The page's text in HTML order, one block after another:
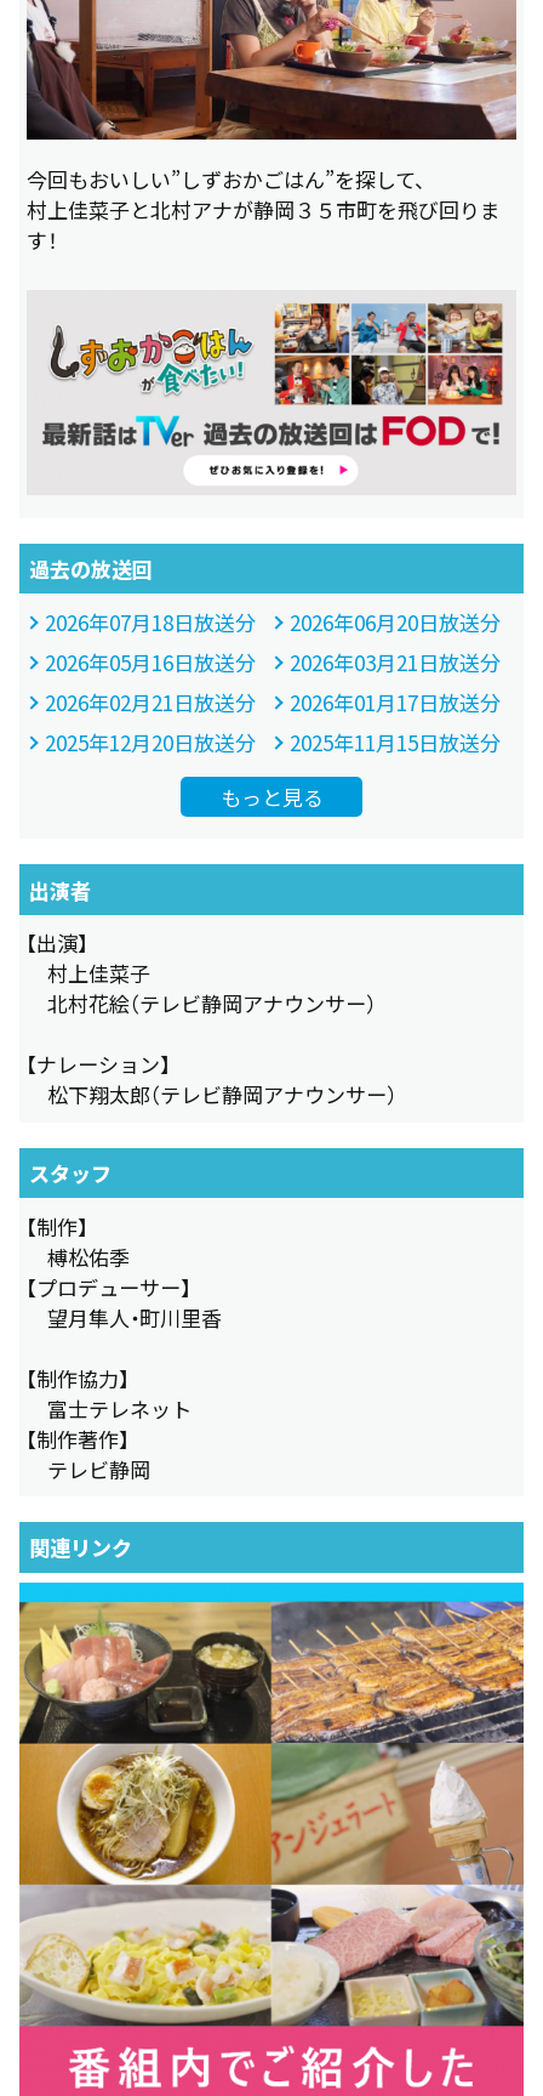
今回もおいしい”しずおかごはん”を探して、
村上佳菜子と北村アナが静岡３５市町を飛び回りま
す！
過去の放送回
2026年07月18日放送分
2026年06月20日放送分
2026年05月16日放送分
2026年03月21日放送分
2026年02月21日放送分
2026年01月17日放送分
2025年12月20日放送分
2025年11月15日放送分
もっと見る
出演者
【出演】
村上佳菜子
北村花絵（テレビ静岡アナウンサー）
【ナレーション】
松下翔太郎（テレビ静岡アナウンサー）
スタッフ
【制作】
榑松佑季
【プロデューサー】
望月隼人・町川里香
【制作協力】
富士テレネット
【制作著作】
テレビ静岡
関連リンク